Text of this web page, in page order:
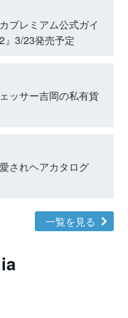
プレミアム公式ガイ
』3/23発売予定
ッサー吉岡の私有貨
されヘアカタログ
一覧を見る